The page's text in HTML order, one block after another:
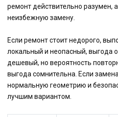
ремонт действительно разумен,
неизбежную замену.
Если ремонт стоит недорого,
локальный и неопасный, выгода
дешевый, но вероятность
выгода сомнительна. Если
нормальную геометрию и
лучшим вариантом.